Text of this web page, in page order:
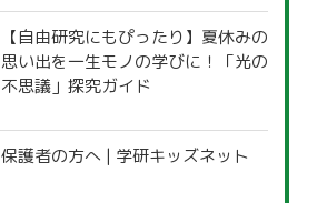
【自由研究にもぴったり】夏休みの
思い出を一生モノの学びに！「光の
不思議」探究ガイド
保護者の方へ | 学研キッズネット